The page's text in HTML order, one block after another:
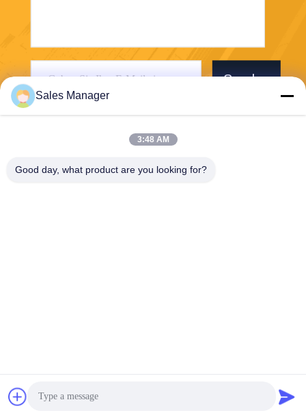
Senden
Sales Manager
3:48 AM
Good day, what product are you looking for?